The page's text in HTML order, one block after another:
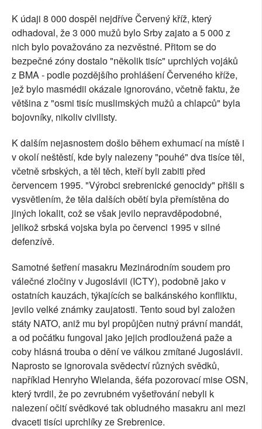
K údaji 8 000 dospěl nejdříve Červený kříž, který
odhadoval, že 3 000 mužů bylo Srby zajato a 5 000 z
nich bylo považováno za nezvěstné. Přitom se do
bezpečné zóny dostalo "několik tisíc" uprchlých vojáků
z BMA - podle pozdějšího prohlášení Červeného kříže,
jež bylo masmédii okázale ignorováno, včetně faktu, že
většina z "osmi tisíc muslimských mužů a chlapců" byla
bojovníky, nikoliv civilisty.
K dalším nejasnostem došlo během exhumací na místě i
v okolí neštěstí, kde byly nalezeny "pouhé" dva tisíce těl,
včetně srbských, a těl těch, kteří byli zabiti před
červencem 1995. "Výrobci srebrenické genocidy" přišli s
vysvětlením, že těla dalších obětí byla přemístěna do
jiných lokalit, což se však jevilo nepravděpodobné,
jelikož srbská vojska byla po červenci 1995 v silné
defenzívě.
Samotné šetření masakru Mezinárodním soudem pro
válečné zločiny v Jugoslávii (ICTY), podobně jako v
ostatních kauzách, týkajících se balkánského konfliktu,
jevilo velké známky zaujatosti. Tento soud byl založen
státy NATO, aniž mu byl propůjčen nutný právní mandát,
a od počátku fungoval jako jejich prodloužená paže a
coby hlásná trouba o dění ve válkou zmítané Jugoslávii.
Naprosto se ignorovala svědectví různých svědků,
například Henryho Wielanda, šéfa pozorovací mise OSN,
který tvrdil, že po zevrubném vyšetřování nebyli k
nalezení očití svědkové tak obludného masakru ani mezi
dvaceti tisíci uprchlíky ze Srebrenice.